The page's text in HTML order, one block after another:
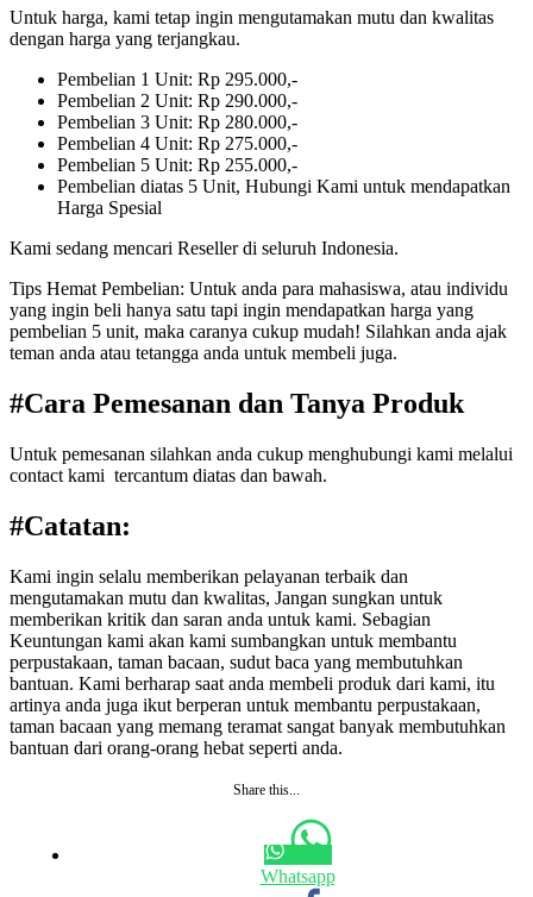
Untuk harga, kami tetap ingin mengutamakan mutu dan kwalitas
dengan harga yang terjangkau.
Pembelian 1 Unit: Rp 295.000,-
Pembelian 2 Unit: Rp 290.000,-
Pembelian 3 Unit: Rp 280.000,-
Pembelian 4 Unit: Rp 275.000,-
Pembelian 5 Unit: Rp 255.000,-
Pembelian diatas 5 Unit, Hubungi Kami untuk mendapatkan
Harga Spesial
Kami sedang mencari Reseller di seluruh Indonesia.
Tips Hemat Pembelian: Untuk anda para mahasiswa, atau individu
yang ingin beli hanya satu tapi ingin mendapatkan harga yang
pembelian 5 unit, maka caranya cukup mudah! Silahkan anda ajak
teman anda atau tetangga anda untuk membeli juga.
#Cara Pemesanan dan Tanya Produk
Untuk pemesanan silahkan anda cukup menghubungi kami melalui
contact kami tercantum diatas dan bawah.
#Catatan:
Kami ingin selalu memberikan pelayanan terbaik dan
mengutamakan mutu dan kwalitas, Jangan sungkan untuk
memberikan kritik dan saran anda untuk kami. Sebagian
Keuntungan kami akan kami sumbangkan untuk membantu
perpustakaan, taman bacaan, sudut baca yang membutuhkan
bantuan. Kami berharap saat anda membeli produk dari kami, itu
artinya anda juga ikut berperan untuk membantu perpustakaan,
taman bacaan yang memang teramat sangat banyak membutuhkan
bantuan dari orang-orang hebat seperti anda.
Share this...
Whatsapp